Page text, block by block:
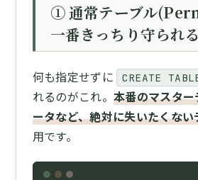
① 通常テーブル
一番きっちり守られる
何も指定せずに CREATE
れるのがこれ。本番のマスタ
ータなど、絶対に失いたくない
用です。